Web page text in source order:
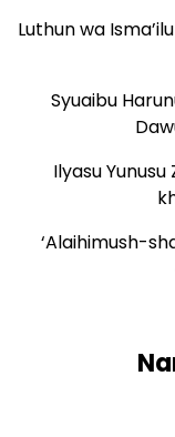
Luthun wa
Syuaibu
Ilyasu
‘Alaihimush-